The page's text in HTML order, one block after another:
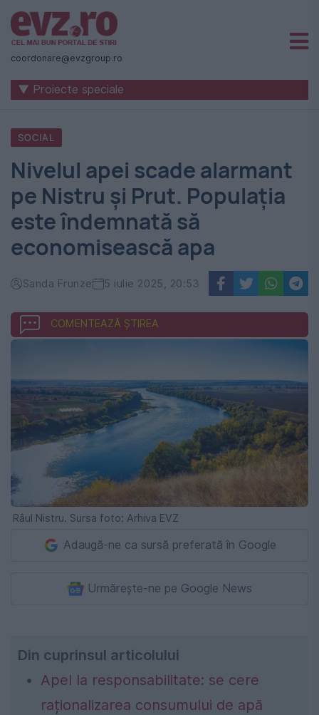
Știri
naționale
internaționale
România
-
Evenimentul
Zilei
coordonare@evzgroup.ro
▼ Proiecte speciale
SOCIAL
Nivelul apei scade alarmant
pe Nistru și Prut. Populația
este îndemnată să
economisească apa
Sanda Frunze 5 iulie 2025, 20:53
COMENTEAZĂ ȘTIREA
Râul Nistru. Sursa foto: Arhiva EVZ
Adaugă-ne ca sursă preferată în Google
Urmărește-ne pe Google News
Din cuprinsul articolului
Apel la responsabilitate: se cere
raționalizarea consumului de apă